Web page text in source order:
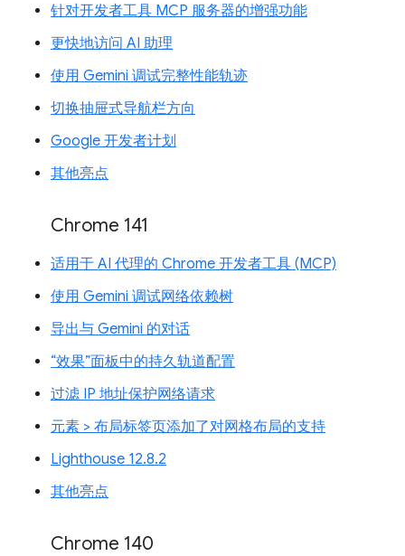
针对开发者工具 MCP 服务器的增强功能
更快地访问 AI 助理
使用 Gemini 调试完整性能轨迹
切换抽屉式导航栏方向
Google 开发者计划
其他亮点
Chrome 141
适用于 AI 代理的 Chrome 开发者工具 (MCP)
使用 Gemini 调试网络依赖树
导出与 Gemini 的对话
“效果”面板中的持久轨道配置
过滤 IP 地址保护网络请求
元素 > 布局标签页添加了对网格布局的支持
Lighthouse 12.8.2
其他亮点
Chrome 140